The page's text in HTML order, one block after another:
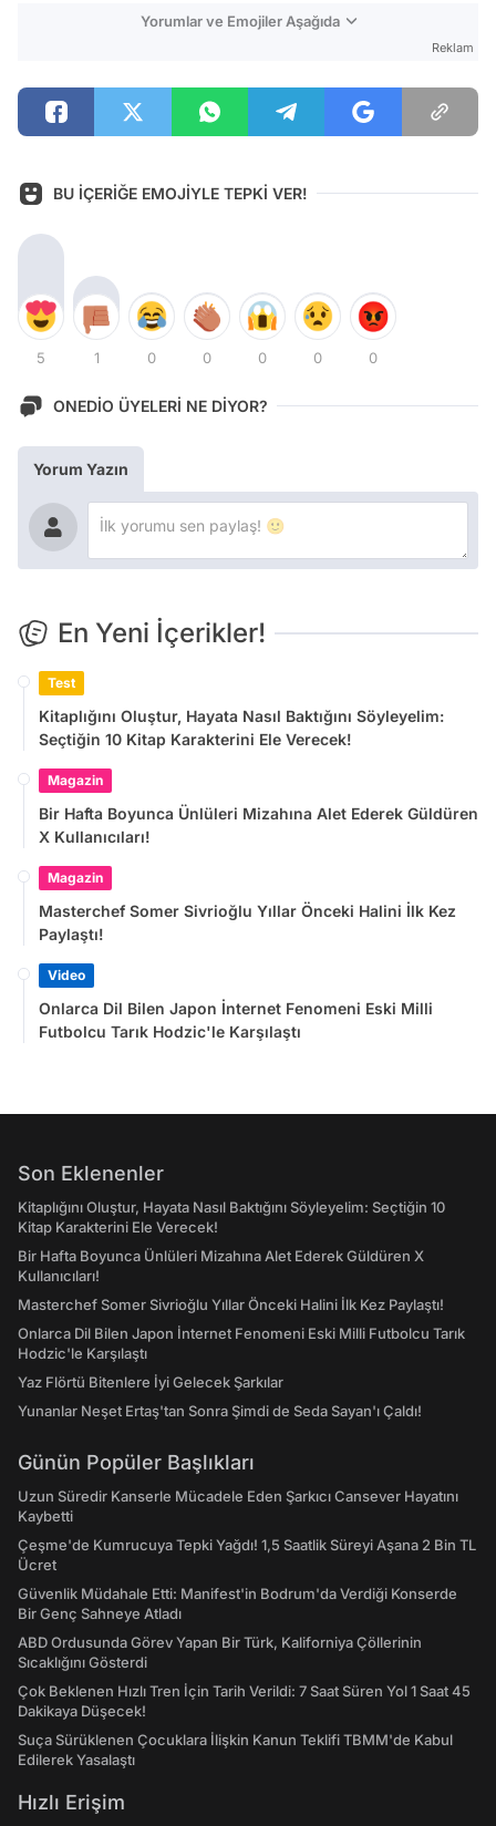
Yorumlar ve Emojiler Aşağıda
Reklam
BU İÇERİĞE EMOJİYLE TEPKİ VER!
5 1 0 0 0 0 0
ONEDİO ÜYELERİ NE DİYOR?
Yorum Yazın
En Yeni İçerikler!
Test
Kitaplığını Oluştur, Hayata Nasıl Baktığını Söyleyelim:
Seçtiğin 10 Kitap Karakterini Ele Verecek!
Magazin
Bir Hafta Boyunca Ünlüleri Mizahına Alet Ederek Güldüren
X Kullanıcıları!
Magazin
Masterchef Somer Sivrioğlu Yıllar Önceki Halini İlk Kez
Paylaştı!
Video
Onlarca Dil Bilen Japon İnternet Fenomeni Eski Milli
Futbolcu Tarık Hodzic'le Karşılaştı
Son Eklenenler
Kitaplığını Oluştur, Hayata Nasıl Baktığını Söyleyelim: Seçtiğin 10
Kitap Karakterini Ele Verecek!
Bir Hafta Boyunca Ünlüleri Mizahına Alet Ederek Güldüren X
Kullanıcıları!
Masterchef Somer Sivrioğlu Yıllar Önceki Halini İlk Kez Paylaştı!
Onlarca Dil Bilen Japon İnternet Fenomeni Eski Milli Futbolcu Tarık
Hodzic'le Karşılaştı
Yaz Flörtü Bitenlere İyi Gelecek Şarkılar
Yunanlar Neşet Ertaş'tan Sonra Şimdi de Seda Sayan'ı Çaldı!
Günün Popüler Başlıkları
Uzun Süredir Kanserle Mücadele Eden Şarkıcı Cansever Hayatını
Kaybetti
Çeşme'de Kumrucuya Tepki Yağdı! 1,5 Saatlik Süreyi Aşana 2 Bin TL
Ücret
Güvenlik Müdahale Etti: Manifest'in Bodrum'da Verdiği Konserde
Bir Genç Sahneye Atladı
ABD Ordusunda Görev Yapan Bir Türk, Kaliforniya Çöllerinin
Sıcaklığını Gösterdi
Çok Beklenen Hızlı Tren İçin Tarih Verildi: 7 Saat Süren Yol 1 Saat 45
Dakikaya Düşecek!
Suça Sürüklenen Çocuklara İlişkin Kanun Teklifi TBMM'de Kabul
Edilerek Yasalaştı
Hızlı Erişim